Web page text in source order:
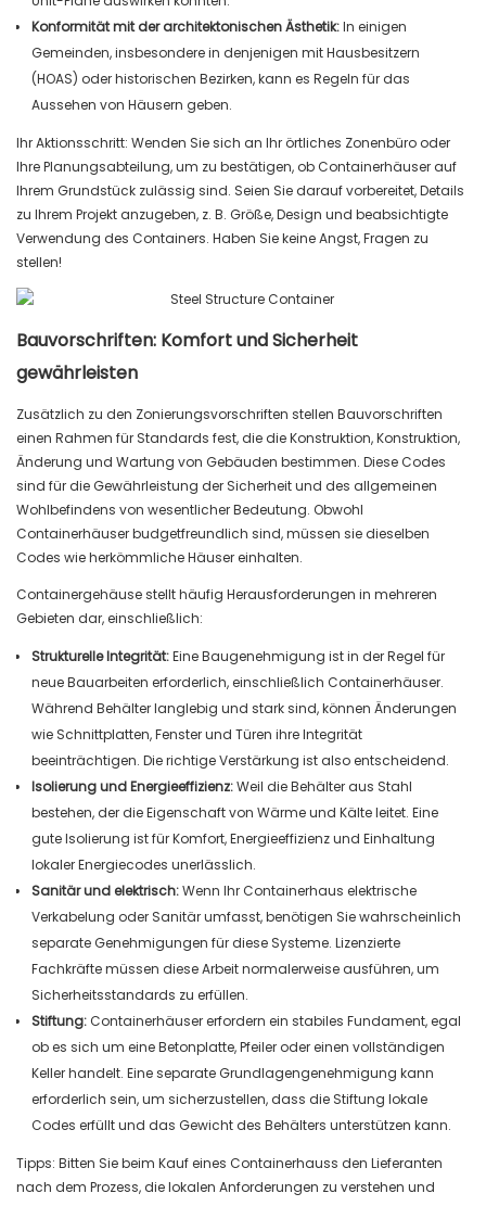
Konformität mit der architektonischen Ästhetik:In einigen
Gemeinden, insbesondere in denjenigen mit Hausbesitzern
(HOAS) oder historischen Bezirken, kann es Regeln für das
Aussehen von Häusern geben.
Ihr Aktionsschritt: Wenden Sie sich an Ihr örtliches Zonenbüro oder
Ihre Planungsabteilung, um zu bestätigen, ob Containerhäuser auf
Ihrem Grundstück zulässig sind. Seien Sie darauf vorbereitet, Details
zu Ihrem Projekt anzugeben, z. B. Größe, Design und beabsichtigte
Verwendung des Containers. Haben Sie keine Angst, Fragen zu
stellen!
Bauvorschriften: Komfort und Sicherheit
gewährleisten
Zusätzlich zu den Zonierungsvorschriften stellen Bauvorschriften
einen Rahmen für Standards fest, die die Konstruktion, Konstruktion,
Änderung und Wartung von Gebäuden bestimmen. Diese Codes
sind für die Gewährleistung der Sicherheit und des allgemeinen
Wohlbefindens von wesentlicher Bedeutung. Obwohl
Containerhäuser budgetfreundlich sind, müssen sie dieselben
Codes wie herkömmliche Häuser einhalten.
Containergehäuse stellt häufig Herausforderungen in mehreren
Gebieten dar, einschließlich:
Strukturelle Integrität:Eine Baugenehmigung ist in der Regel für
neue Bauarbeiten erforderlich, einschließlich Containerhäuser.
Während Behälter langlebig und stark sind, können Änderungen
wie Schnittplatten, Fenster und Türen ihre Integrität
beeinträchtigen. Die richtige Verstärkung ist also entscheidend.
Isolierung und Energieeffizienz:Weil die Behälter aus Stahl
bestehen, der die Eigenschaft von Wärme und Kälte leitet. Eine
gute Isolierung ist für Komfort, Energieeffizienz und Einhaltung
lokaler Energiecodes unerlässlich.
Sanitär und elektrisch:Wenn Ihr Containerhaus elektrische
Verkabelung oder Sanitär umfasst, benötigen Sie wahrscheinlich
separate Genehmigungen für diese Systeme. Lizenzierte
Fachkräfte müssen diese Arbeit normalerweise ausführen, um
Sicherheitsstandards zu erfüllen.
Stiftung:Containerhäuser erfordern ein stabiles Fundament, egal
ob es sich um eine Betonplatte, Pfeiler oder einen vollständigen
Keller handelt. Eine separate Grundlagengenehmigung kann
erforderlich sein, um sicherzustellen, dass die Stiftung lokale
Codes erfüllt und das Gewicht des Behälters unterstützen kann.
Tipps: Bitten Sie beim Kauf eines Containerhauss den Lieferanten
nach dem Prozess, die lokalen Anforderungen zu verstehen und